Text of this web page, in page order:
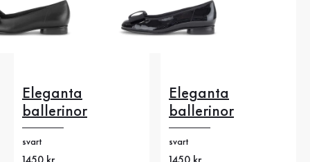
Eleganta
ballerinor
svart
Eleganta
ballerinor
svart